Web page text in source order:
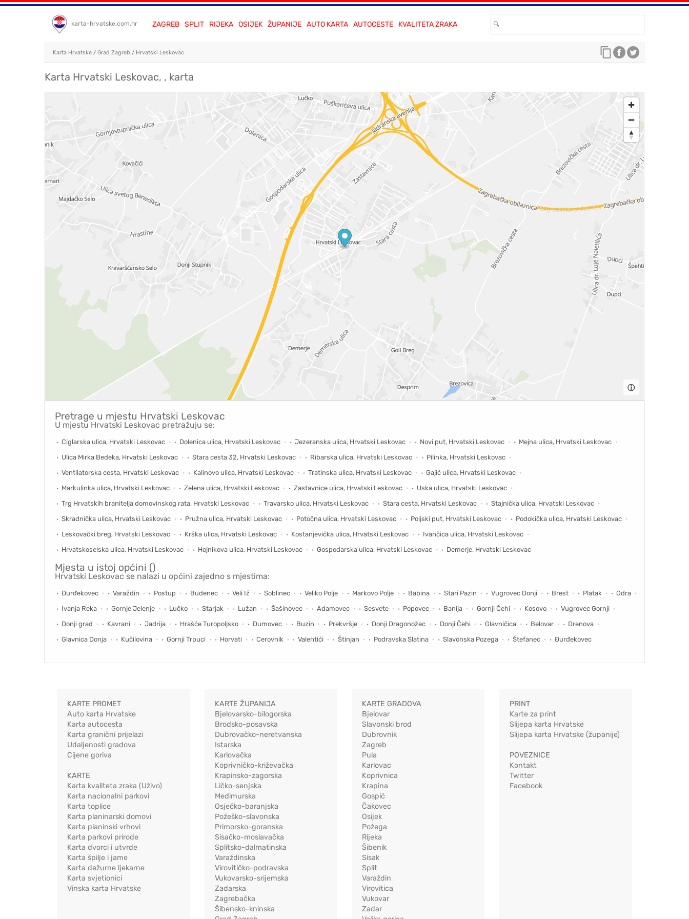
karta-hrvatske.com.hr ZAGREB SPLIT RIJEKA OSIJEK ŽUPANIJE AUTO KARTA AUTOCESTE KVALITETA ZRAKA
Karta Hrvatske / Grad Zagreb / Hrvatski Leskovac
Karta Hrvatski Leskovac, , karta
ⓘ
Pretrage u mjestu Hrvatski Leskovac
U mjestu Hrvatski Leskovac pretražuju se:
Ciglarska ulica, Hrvatski Leskovac Dolenica ulica, Hrvatski Leskovac Jezeranska ulica, Hrvatski Leskovac Novi put, Hrvatski Leskovac
Mejna ulica, Hrvatski Leskovac
Ulica Mirka Bedeka, Hrvatski Leskovac
Stara cesta 32, Hrvatski Leskovac Ribarska ulica, Hrvatski Leskovac
Pilinka, Hrvatski Leskovac
Ventilatorska cesta, Hrvatski Leskovac
Kalinovo ulica, Hrvatski Leskovac Tratinska ulica, Hrvatski Leskovac
Gajić ulica, Hrvatski Leskovac
Markulinka ulica, Hrvatski Leskovac
Zelena ulica, Hrvatski Leskovac Zastavnice ulica, Hrvatski Leskovac
Uska ulica, Hrvatski Leskovac
Trg Hrvatskih branitelja domovinskog rata, Hrvatski Leskovac
Travarsko ulica, Hrvatski Leskovac Stara cesta, Hrvatski Leskovac
Stajnička ulica, Hrvatski Leskovac
Skradnička ulica, Hrvatski Leskovac
Pružna ulica, Hrvatski Leskovac Potočna ulica, Hrvatski Leskovac Poljski put, Hrvatski Leskovac
Podokička ulica, Hrvatski Leskovac
Leskovački breg, Hrvatski Leskovac
Krška ulica, Hrvatski Leskovac Kostanjevička ulica, Hrvatski Leskovac
Ivančica ulica, Hrvatski Leskovac
Hrvatskoselska ulica, Hrvatski Leskovac
Hojnikova ulica, Hrvatski Leskovac Gospodarska ulica, Hrvatski Leskovac Demerje, Hrvatski Leskovac
Mjesta u istoj općini ()
Hrvatski Leskovac se nalazi u općini zajedno s mjestima:
Đurđekovec Varaždin Postup Budenec Veli Iž Soblinec Veliko Polje Markovo Polje Babina Stari Pazin Vugrovec Donji Brest Platak
Odra
Ivanja Reka
Gornje Jelenje Lučko Starjak Lužan Šašinovec Adamovec Sesvete Popovec Banija Gornji Čehi Kosovo
Vugrovec Gornji
Donji grad
Kavrani Jadrija Hrašće Turopoljsko Dumovec Buzin Prekvršje Donji Dragonožec Donji Čehi Glavničica Belovar
Drenova
Glavnica Donja
Kučilovina Gornji Trpuci Horvati Cerovnik Valentići Štinjan Podravska Slatina Slavonska Pozega Štefanec Đurđekovec
KARTE PROMET
Auto karta Hrvatske
Karta autocesta
Karta granični prijelazi
Udaljenosti gradova
Cijene goriva
KARTE
Karta kvaliteta zraka (Uživo)
Karta nacionalni parkovi
Karta toplice
Karta planinarski domovi
Karta planinski vrhovi
Karta parkovi prirode
Karta dvorci i utvrde
Karta špilje i jame
Karta dežurne ljekarne
Karta svjetionici
Vinska karta Hrvatske
KARTE ŽUPANIJA
Bjelovarsko-bilogorska
Brodsko-posavska
Dubrovačko-neretvanska
Istarska
Karlovačka
Koprivničko-križevačka
Krapinsko-zagorska
Ličko-senjska
Međimurska
Osječko-baranjska
Požeško-slavonska
Primorsko-goranska
Sisačko-moslavačka
Splitsko-dalmatinska
Varaždinska
Virovitičko-podravska
Vukovarsko-srijemska
Zadarska
Zagrebačka
Šibensko-kninska
KARTE GRADOVA
Bjelovar
Slavonski brod
Dubrovnik
Zagreb
Pula
Karlovac
Koprivnica
Krapina
Gospić
Čakovec
Osijek
Požega
Rijeka
Šibenik
Sisak
Split
Varaždin
Virovitica
Vukovar
Zadar
PRINT
Karte za print
Slijepa karta Hrvatske
Slijepa karta Hrvatske (županije)
POVEZNICE
Kontakt
Twitter
Facebook